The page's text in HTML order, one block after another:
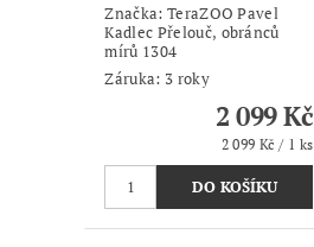
Značka: TeraZOO Pavel
Kadlec Přelouč, obránců
mírů 1304
Záruka: 3 roky
2 099 Kč
2 099 Kč / 1 ks